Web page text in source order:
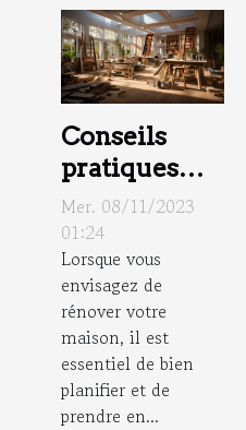
Conseils
pratiques
pour une
rénovation
de maison
réussie
Mer. 08/11/2023
01:24
Lorsque vous
envisagez de
rénover votre
maison, il est
essentiel de bien
planifier et de
prendre en...